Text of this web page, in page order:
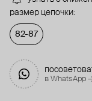
размер цепочки:
82-87
в WhatsApp